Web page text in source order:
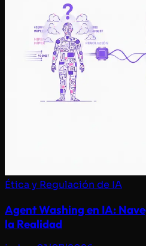
Ética y Regulación de IA
Agent Washing en IA:
la Realidad